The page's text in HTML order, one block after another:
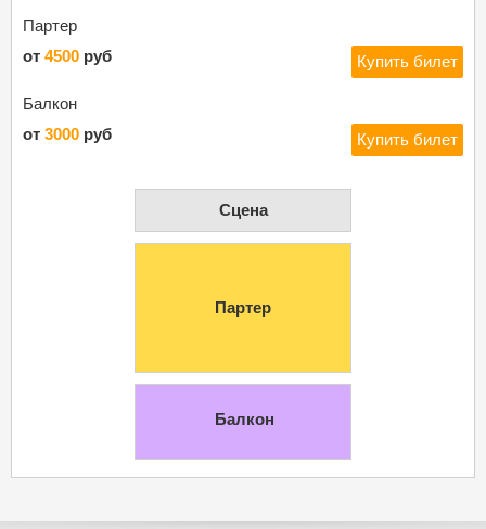
Партер
от 4500 руб Купить билет
Балкон
от 3000 руб Купить билет
Cцена
Партер
Балкон